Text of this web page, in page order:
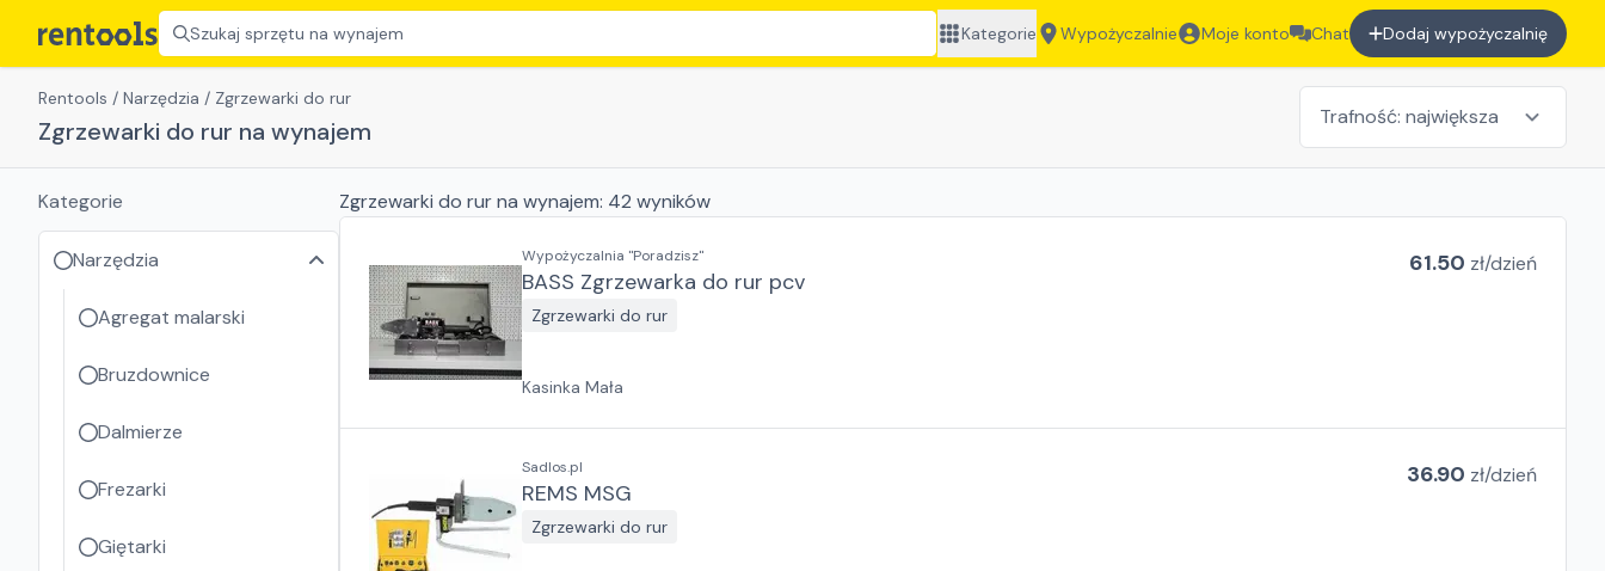
Szukaj sprzętu na wynajem Kategorie Wypożyczalnie Moje konto Chat Dodaj wypożyczalnię
Rentools / Narzędzia / Zgrzewarki do rur
Zgrzewarki do rur na wynajem
Zgrzewarki do rurna wynajem: 42 wyników
Wypożyczalnia "Poradzisz"
BASS Zgrzewarka do rur pcv
Zgrzewarki do rur
61.50 zł/dzień
Kasinka Mała
Sadlos.pl
REMS MSG
Zgrzewarki do rur
36.90 zł/dzień
Kategorie
Narzędzia
Agregat malarski
Bruzdownice
Dalmierze
Frezarki
Giętarki